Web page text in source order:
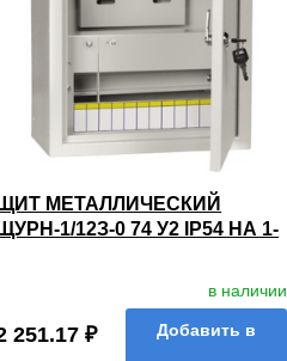
ЩИТ МЕТАЛЛИЧЕСКИЙ
ЩУРН-1/12З-0 74 У2 IP54 НА 1-
251.17 ₽
в наличии
Добавить в